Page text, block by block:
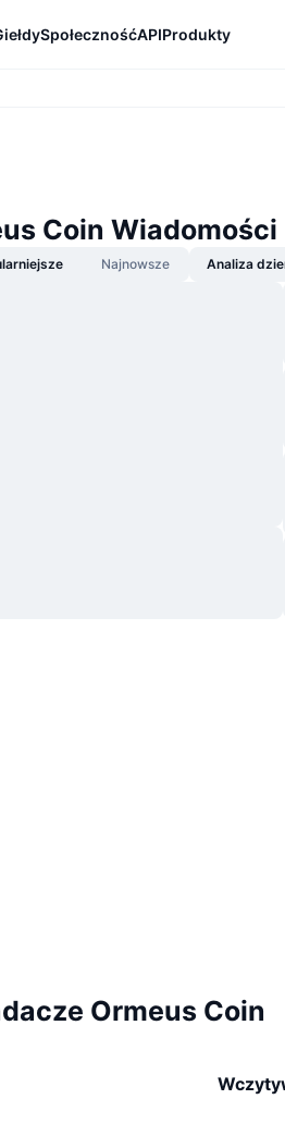
SpołecznośćAPIProdukty
Coin Wiadomości
Najnowsze Analiza
Ormeus Coin